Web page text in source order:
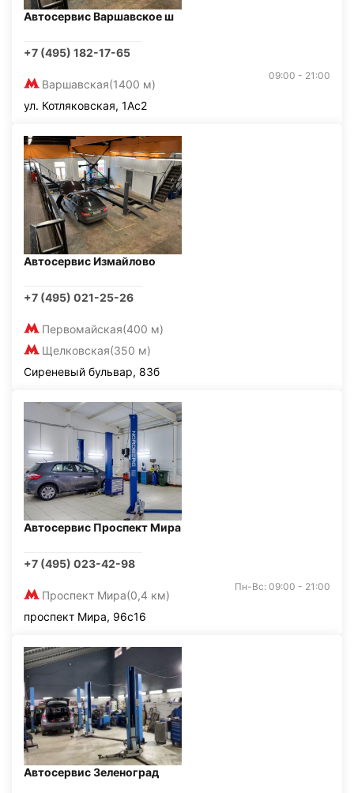
Автосервис Варшавское ш
+7 (495) 182-17-65
Варшавская(1400 м)
09:00 - 21:00
ул. Котляковская, 1Ас2
Автосервис Измайлово
+7 (495) 021-25-26
Первомайская(400 м)
Щелковская(350 м)
Сиреневый бульвар, 83б
Автосервис Проспект Мира
+7 (495) 023-42-98
Проспект Мира(0,4 км)
Пн-Вс: 09:00 - 21:00
проспект Мира, 96с16
Автосервис Зеленоград